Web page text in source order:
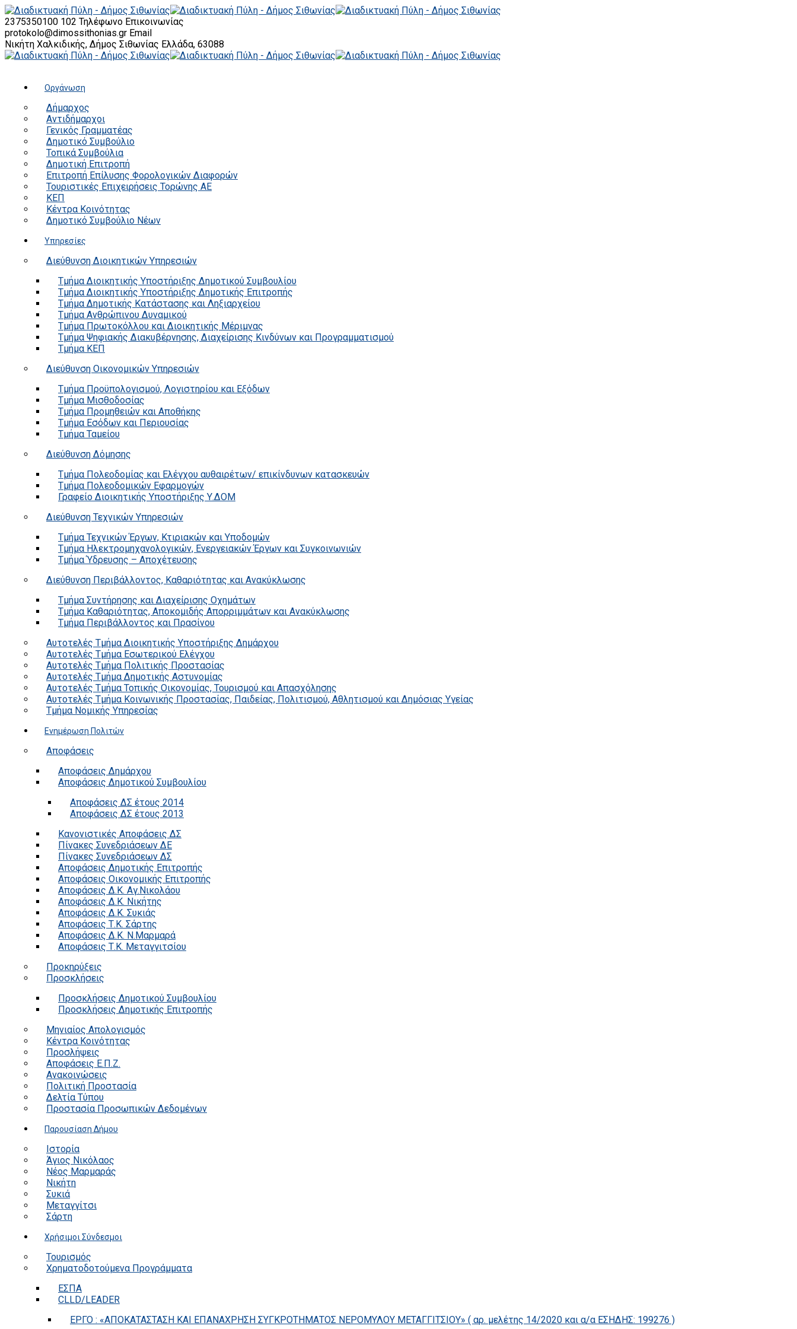
2375350100 102 Τηλέφωνο Επικοινωνίας
protokolo@dimossithonias.gr Email
Νικήτη Χαλκιδικής, Δήμος Σιθωνίας Ελλάδα, 63088
Οργάνωση
Δήμαρχος
Αντιδήμαρχοι
Γενικός Γραμματέας
Δημοτικό Συμβούλιο
Τοπικά Συμβούλια
Δημοτική Επιτροπή
Επιτροπή Επίλυσης Φορολογικών Διαφορών
Τουριστικές Επιχειρήσεις Τορώνης ΑΕ
ΚΕΠ
Κέντρα Κοινότητας
Δημοτικό Συμβούλιο Νέων
Υπηρεσίες
Διεύθυνση Διοικητικών Υπηρεσιών
Τμήμα Διοικητικής Υποστήριξης Δημοτικού Συμβουλίου
Τμήμα Διοικητικής Υποστήριξης Δημοτικής Επιτροπής
Τμήμα Δημοτικής Κατάστασης και Ληξιαρχείου
Τμήμα Ανθρώπινου Δυναμικού
Τμήμα Πρωτοκόλλου και Διοικητικής Μέριμνας
Τμήμα Ψηφιακής Διακυβέρνησης, Διαχείρισης Κινδύνων και Προγραμματισμού
Τμήμα ΚΕΠ
Διεύθυνση Οικονομικών Υπηρεσιών
Τμήμα Προϋπολογισμού, Λογιστηρίου και Εξόδων
Τμήμα Μισθοδοσίας
Τμήμα Προμηθειών και Αποθήκης
Τμήμα Εσόδων και Περιουσίας
Τμήμα Ταμείου
Διεύθυνση Δόμησης
Τμήμα Πολεοδομίας και Ελέγχου αυθαιρέτων/ επικίνδυνων κατασκευών
Τμήμα Πολεοδομικών Εφαρμογών
Γραφείο Διοικητικής Υποστήριξης Υ.ΔΟΜ
Διεύθυνση Τεχνικών Υπηρεσιών
Τμήμα Τεχνικών Έργων, Κτιριακών και Υποδομών
Τμήμα Ηλεκτρομηχανολογικών, Ενεργειακών Έργων και Συγκοινωνιών
Τμήμα Ύδρευσης – Αποχέτευσης
Διεύθυνση Περιβάλλοντος, Καθαριότητας και Ανακύκλωσης
Τμήμα Συντήρησης και Διαχείρισης Οχημάτων
Τμήμα Καθαριότητας, Αποκομιδής Απορριμμάτων και Ανακύκλωσης
Τμήμα Περιβάλλοντος και Πρασίνου
Αυτοτελές Τμήμα Διοικητικής Υποστήριξης Δημάρχου
Αυτοτελές Τμήμα Εσωτερικού Ελέγχου
Αυτοτελές Τμήμα Πολιτικής Προστασίας
Αυτοτελές Τμήμα Δημοτικής Αστυνομίας
Αυτοτελές Τμήμα Τοπικής Οικονομίας, Τουρισμού και Απασχόλησης
Αυτοτελές Τμήμα Κοινωνικής Προστασίας, Παιδείας, Πολιτισμού, Αθλητισμού και Δημόσιας Υγείας
Τμήμα Νομικής Υπηρεσίας
Ενημέρωση Πολιτών
Αποφάσεις
Αποφάσεις Δημάρχου
Αποφάσεις Δημοτικού Συμβουλίου
Αποφάσεις ΔΣ έτους 2014
Αποφάσεις ΔΣ έτους 2013
Κανονιστικές Αποφάσεις ΔΣ
Πίνακες Συνεδριάσεων ΔΕ
Πίνακες Συνεδριάσεων ΔΣ
Αποφάσεις Δημοτικής Επιτροπής
Αποφάσεις Οικονομικής Επιτροπής
Αποφάσεις Δ.Κ. Αγ.Νικολάου
Αποφάσεις Δ.Κ. Νικήτης
Αποφάσεις Δ.Κ. Συκιάς
Αποφάσεις Τ.Κ. Σάρτης
Αποφάσεις Δ.Κ. Ν.Μαρμαρά
Αποφάσεις Τ.Κ. Μεταγγιτσίου
Προκηρύξεις
Προσκλήσεις
Προσκλήσεις Δημοτικού Συμβουλίου
Προσκλήσεις Δημοτικής Επιτροπής
Μηνιαίος Απολογισμός
Κέντρα Κοινότητας
Προσλήψεις
Αποφάσεις Ε.Π.Ζ.
Ανακοινώσεις
Πολιτική Προστασία
Δελτία Τύπου
Προστασία Προσωπικών Δεδομένων
Παρουσίαση Δήμου
Ιστορία
Άγιος Νικόλαος
Νέος Μαρμαράς
Νικήτη
Συκιά
Μεταγγίτσι
Σάρτη
Χρήσιμοι Σύνδεσμοι
Τουρισμός
Χρηματοδοτούμενα Προγράμματα
ΕΣΠΑ
CLLD/LEADER
ΕΡΓΟ : «ΑΠΟΚΑΤΑΣΤΑΣΗ ΚΑΙ ΕΠΑΝΑΧΡΗΣΗ ΣΥΓΚΡΟΤΗΜΑΤΟΣ ΝΕΡΟΜΥΛΟΥ ΜΕΤΑΓΓΙΤΣΙΟΥ» ( αρ. μελέτης 14/2020 και α/α ΕΣΗΔΗΣ: 199276 )